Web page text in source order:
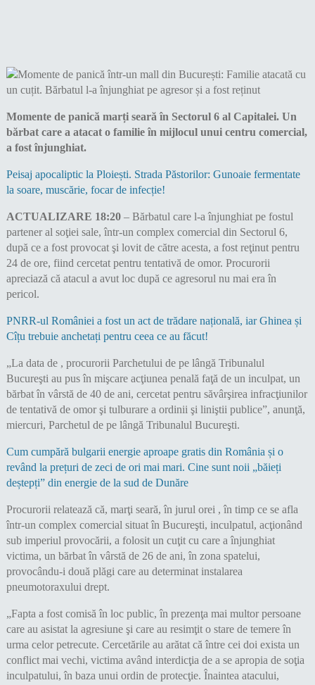
Momente de panică marți seară în Sectorul 6 al Capitalei. Un
bărbat care a atacat o familie în mijlocul unui centru comercial,
a fost înjunghiat.
Peisaj apocaliptic la Ploiești. Strada Păstorilor: Gunoaie fermentate
la soare, muscărie, focar de infecție!
ACTUALIZARE 18:20– Bărbatul care l-a înjunghiat pe fostul
partener al soţiei sale, într-un complex comercial din Sectorul 6,
după ce a fost provocat şi lovit de către acesta, a fost reţinut pentru
24 de ore, fiind cercetat pentru tentativă de omor. Procurorii
apreciază că atacul a avut loc după ce agresorul nu mai era în
pericol.
PNRR-ul României a fost un act de trădare națională, iar Ghinea și
Cîțu trebuie anchetați pentru ceea ce au făcut!
„La data de , procurorii Parchetului de pe lângă Tribunalul
Bucureşti au pus în mişcare acţiunea penală faţă de un inculpat, un
bărbat în vârstă de 40 de ani, cercetat pentru săvârşirea infracţiunilor
de tentativă de omor şi tulburare a ordinii şi liniştii publice”, anunţă,
miercuri, Parchetul de pe lângă Tribunalul Bucureşti.
Cum cumpără bulgarii energie aproape gratis din România și o
revând la prețuri de zeci de ori mai mari. Cine sunt noii „băieți
deștepți” din energie de la sud de Dunăre
Procurorii relatează că, marţi seară, în jurul orei , în timp ce se afla
într-un complex comercial situat în Bucureşti, inculpatul, acţionând
sub imperiul provocării, a folosit un cuţit cu care a înjunghiat
victima, un bărbat în vârstă de 26 de ani, în zona spatelui,
provocându-i două plăgi care au determinat instalarea
pneumotoraxului drept.
„Fapta a fost comisă în loc public, în prezenţa mai multor persoane
care au asistat la agresiune şi care au resimţit o stare de temere în
urma celor petrecute. Cercetările au arătat că între cei doi exista un
conflict mai vechi, victima având interdicţia de a se apropia de soţia
inculpatului, în baza unui ordin de protecţie. Înaintea atacului,